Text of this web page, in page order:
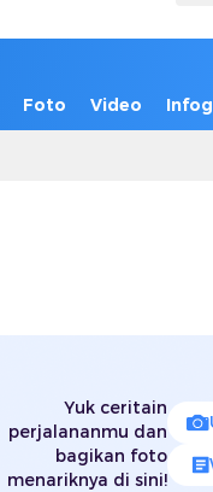
Foto Video
Yuk ceritain
perjalananmu dan
bagikan foto
menariknya di sini!